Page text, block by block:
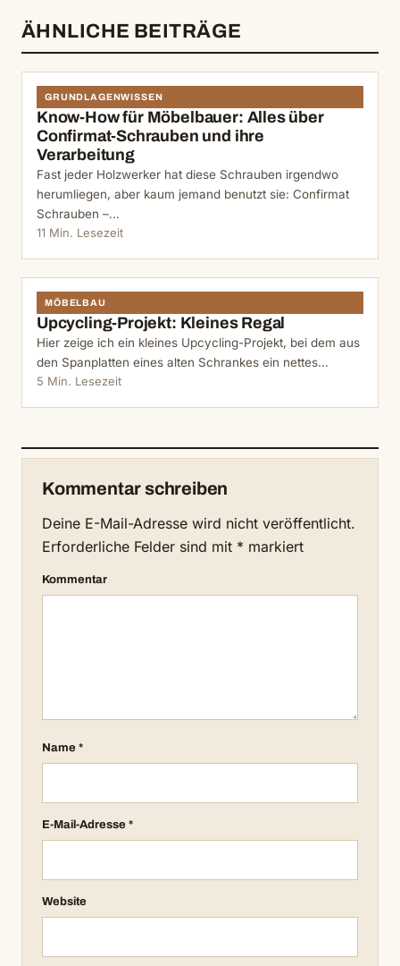
ÄHNLICHE BEITRÄGE
GRUNDLAGENWISSEN
Know-How für Möbelbauer: Alles über
Confirmat-Schrauben und ihre
Verarbeitung
Fast jeder Holzwerker hat diese Schrauben irgendwo
herumliegen, aber kaum jemand benutzt sie: Confirmat
Schrauben –…
11 Min. Lesezeit
MÖBELBAU
Upcycling-Projekt: Kleines Regal
Hier zeige ich ein kleines Upcycling-Projekt, bei dem aus
den Spanplatten eines alten Schrankes ein nettes…
5 Min. Lesezeit
Kommentar schreiben
Deine E-Mail-Adresse wird nicht veröffentlicht.
Erforderliche Felder sind mit * markiert
Kommentar
Name *
E-Mail-Adresse *
Website